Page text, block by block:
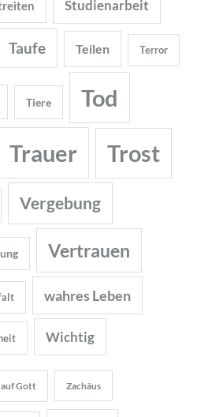
Studienarbeit
Taufe Teilen Terror
Tiere Tod
Trauer Trost
Vergebung
Vertrauen
wahres Leben
Wichtig
Gott Zachäus